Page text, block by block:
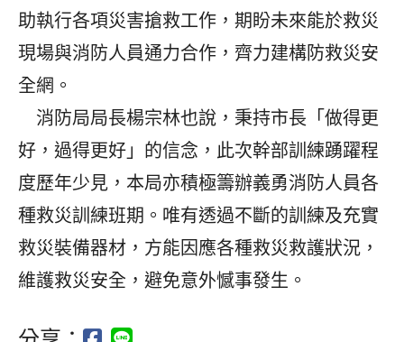
助執行各項災害搶救工作，期盼未來能於救災
現場與消防人員通力合作，齊力建構防救災安
全網。
消防局局長楊宗林也說，秉持市長「做得更
好，過得更好」的信念，此次幹部訓練踴躍程
度歷年少見，本局亦積極籌辦義勇消防人員各
種救災訓練班期。唯有透過不斷的訓練及充實
救災裝備器材，方能因應各種救災救護狀況，
維護救災安全，避免意外憾事發生。